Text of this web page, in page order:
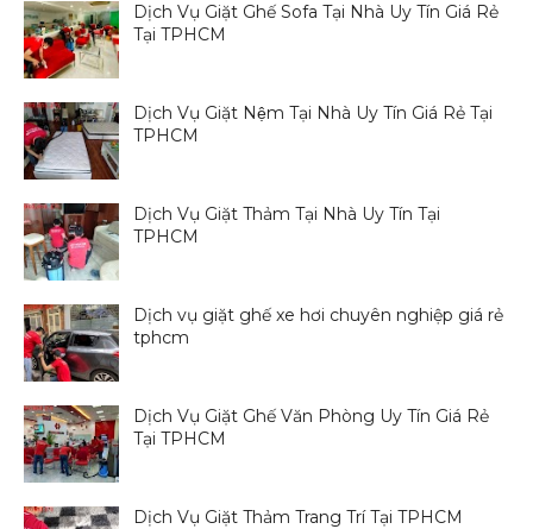
Dịch Vụ Giặt Ghế Sofa Tại Nhà Uy Tín Giá Rẻ
Tại TPHCM
Dịch Vụ Giặt Nệm Tại Nhà Uy Tín Giá Rẻ Tại
TPHCM
Dịch Vụ Giặt Thảm Tại Nhà Uy Tín Tại
TPHCM
Dịch vụ giặt ghế xe hơi chuyên nghiệp giá rẻ
tphcm
Dịch Vụ Giặt Ghế Văn Phòng Uy Tín Giá Rẻ
Tại TPHCM
Dịch Vụ Giặt Thảm Trang Trí Tại TPHCM